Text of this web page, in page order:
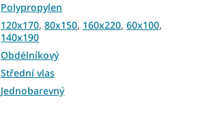
Koberce 200x290
Koberce 240x330
Polypropylen
120x170, 80x150, 160x220, 60x100,
140x190
Obdélníkový
Střední vlas
Jednobarevný